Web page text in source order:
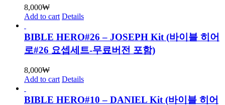
8,000₩
Add to cart Details
BIBLE HERO#26 – JOSEPH Kit (바이블 히어
로#26 요셉세트-무료버전 포함)
8,000₩
Add to cart Details
BIBLE HERO#10 – DANIEL Kit (바이블 히어